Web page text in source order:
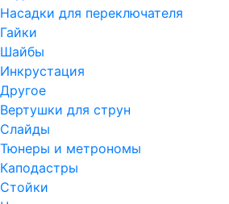
Насадки для переключателя
Гайки
Шайбы
Инкрустация
Другое
Вертушки для струн
Слайды
Тюнеры и метрономы
Каподастры
Стойки